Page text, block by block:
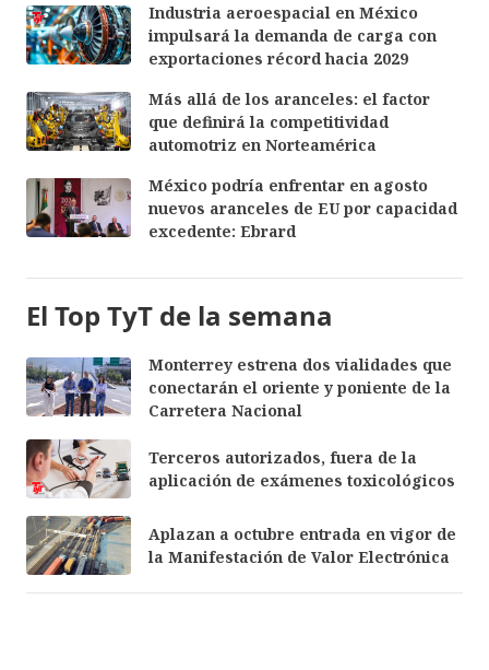
Industria aeroespacial en México
impulsará la demanda de carga con
exportaciones récord hacia 2029
Más allá de los aranceles: el factor
que definirá la competitividad
automotriz en Norteamérica
México podría enfrentar en agosto
nuevos aranceles de EU por capacidad
excedente: Ebrard
El Top TyT de la semana
Monterrey estrena dos vialidades que
conectarán el oriente y poniente de la
Carretera Nacional
Terceros autorizados, fuera de la
aplicación de exámenes toxicológicos
Aplazan a octubre entrada en vigor de
la Manifestación de Valor Electrónica